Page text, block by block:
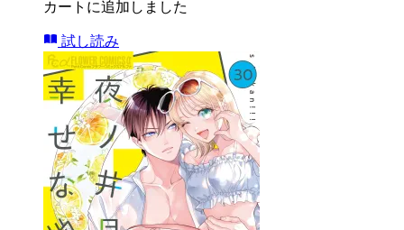
カートに追加しました
試し読み